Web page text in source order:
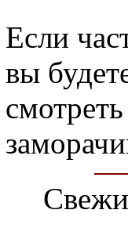
Если
вы
смотреть